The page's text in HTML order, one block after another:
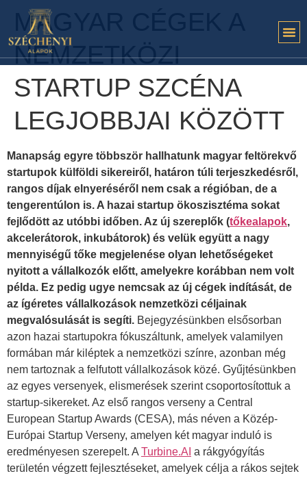
MAGYAR CÉGEK A
NEMZETKÖZI
STARTUP SZCÉNA
LEGJOBBJAI KÖZÖTT
Manapság egyre többször hallhatunk magyar feltörekvő
startupok külföldi sikereiről, határon túli terjeszkedésről,
rangos díjak elnyeréséről nem csak a régióban, de a
tengerentúlon is. A hazai startup ökoszisztéma sokat
fejlődött az utóbbi időben. Az új szereplők (tőkealapok,
akcelerátorok, inkubátorok) és velük együtt a nagy
mennyiségű tőke megjelenése olyan lehetőségeket
nyitott a vállalkozók előtt, amelyekre korábban nem volt
példa. Ez pedig ugye nemcsak az új cégek indítását, de
az ígéretes vállalkozások nemzetközi céljainak
megvalósulását is segíti. Bejegyzésünkben elsősorban
azon hazai startupokra fókuszáltunk, amelyek valamilyen
formában már kiléptek a nemzetközi színre, azonban még
nem tartoznak a felfutott vállalkozások közé. Gyűjtésünkben
az egyes versenyek, elismerések szerint csoportosítottuk a
startup-sikereket. Az első rangos verseny a Central
European Startup Awards (CESA), más néven a Közép-
Európai Startup Verseny, amelyen két magyar induló is
eredményesen szerepelt. A Turbine.AI a rákgyógyítás
területén végzett fejlesztéseket, amelyek célja a rákos sejtek